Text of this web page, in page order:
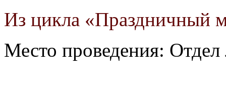
Из цикла «Праздничный
Место проведения: Отдел